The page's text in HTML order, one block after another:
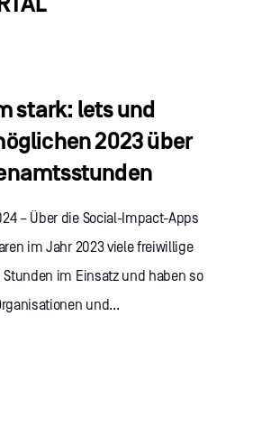
stark: lets und
2023 über
– Über die Social-Impact-Apps
im Jahr 2023 viele freiwillige
Stunden im Einsatz und haben so
und...